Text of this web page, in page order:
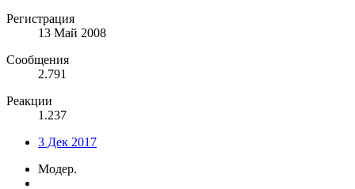
Регистрация
13 Май 2008
Сообщения
2.791
Реакции
1.237
3 Дек 2017
Модер.